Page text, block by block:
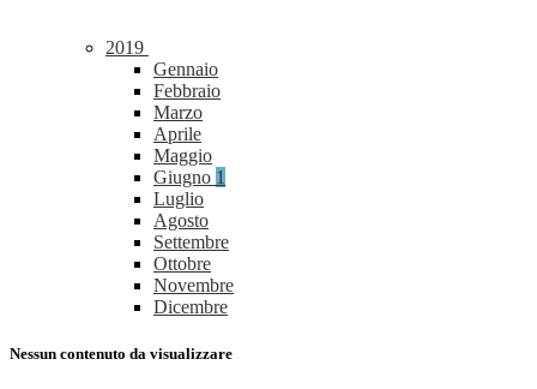
2019
Gennaio
Febbraio
Marzo
Aprile
Maggio
Giugno 1
Luglio
Agosto
Settembre
Ottobre
Novembre
Dicembre
Nessun contenuto da visualizzare